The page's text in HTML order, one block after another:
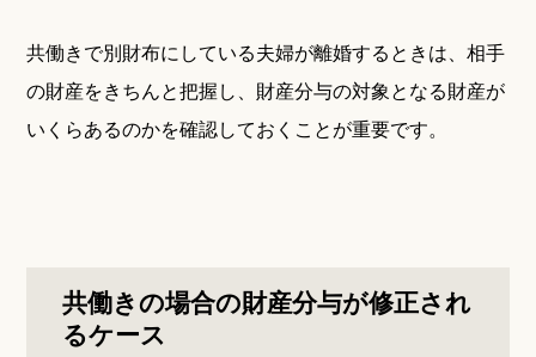
共働きで別財布にしている夫婦が離婚するときは、相手
の財産をきちんと把握し、財産分与の対象となる財産が
いくらあるのかを確認しておくことが重要です。
共働きの場合の財産分与が修正され
るケース